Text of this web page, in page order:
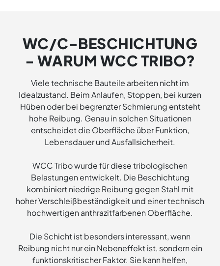
WC/C-BESCHICHTUNG
- WARUM WCC TRIBO?
Viele technische Bauteile arbeiten nicht im
Idealzustand. Beim Anlaufen, Stoppen, bei kurzen
Hüben oder bei begrenzter Schmierung entsteht
hohe Reibung. Genau in solchen Situationen
entscheidet die Oberfläche über Funktion,
Lebensdauer und Ausfallsicherheit.
WCC Tribo wurde für diese tribologischen
Belastungen entwickelt. Die Beschichtung
kombiniert niedrige Reibung gegen Stahl mit
hoher Verschleißbeständigkeit und einer technisch
hochwertigen anthrazitfarbenen Oberfläche.
Die Schicht ist besonders interessant, wenn
Reibung nicht nur ein Nebeneffekt ist, sondern ein
funktionskritischer Faktor. Sie kann helfen,